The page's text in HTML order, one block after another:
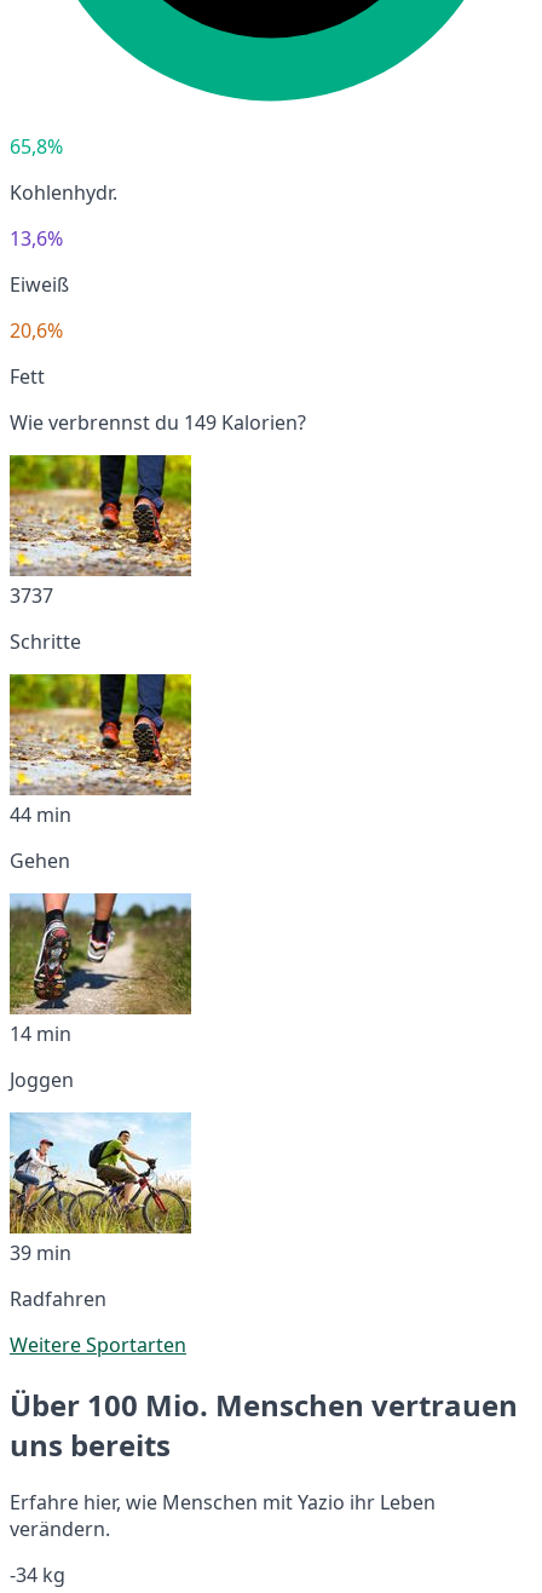
65,8%
Kohlenhydr.
13,6%
Eiweiß
20,6%
Fett
Wie verbrennst du 149 Kalorien?
3737
Schritte
44 min
Gehen
14 min
Joggen
39 min
Radfahren
Weitere Sportarten
Über 100 Mio. Menschen vertrauen
uns bereits
Erfahre hier, wie Menschen mit Yazio ihr Leben
verändern.
-34 kg